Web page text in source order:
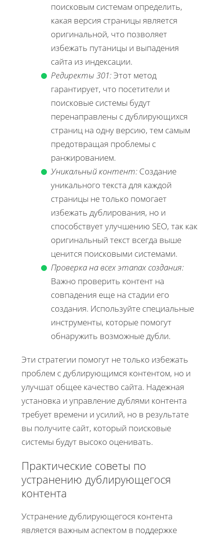
поисковым системам определить,
какая версия страницы является
оригинальной, что позволяет
избежать путаницы и выпадения
сайта из индексации.
Редиректы 301:Этот метод
гарантирует, что посетители и
поисковые системы будут
перенаправлены с дублирующихся
страниц на одну версию, тем самым
предотвращая проблемы с
ранжированием.
Уникальный контент: Создание
уникального текста для каждой
страницы не только помогает
избежать дублирования, но и
способствует улучшению SEO, так как
оригинальный текст всегда выше
ценится поисковыми системами.
Проверка на всех этапах создания:
Важно проверить контент на
совпадения еще на стадии его
создания. Используйте специальные
инструменты, которые помогут
обнаружить возможные дубли.
Эти стратегии помогут не только избежать
проблем с дублирующимся контентом, но и
улучшат общее качество сайта. Надежная
установка и управление дублями контента
требует времени и усилий, но в результате
вы получите сайт, который поисковые
системы будут высоко оценивать.
Практические советы по
устранению дублирующегося
контента
Устранение дублирующегося контента
является важным аспектом в поддержке